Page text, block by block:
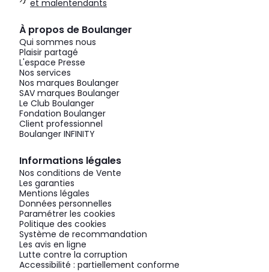
et malentendants
À propos de Boulanger
Qui sommes nous
Plaisir partagé
L'espace Presse
Nos services
Nos marques Boulanger
SAV marques Boulanger
Le Club Boulanger
Fondation Boulanger
Client professionnel
Boulanger INFINITY
Informations légales
Nos conditions de Vente
Les garanties
Mentions légales
Données personnelles
Paramétrer les cookies
Politique des cookies
Système de recommandation
Les avis en ligne
Lutte contre la corruption
Accessibilité : partiellement conforme